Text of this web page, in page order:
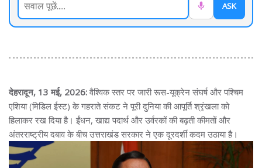
ASK
देहरादून, 13 मई, 2026: वैश्विक स्तर पर जारी रूस-यूक्रेन संघर्ष और पश्चिम
एशिया (मिडिल ईस्ट) के गहराते संकट ने पूरी दुनिया की आपूर्ति श्रृंखला को
हिलाकर रख दिया है। ईंधन, खाद्य पदार्थ और उर्वरकों की बढ़ती कीमतों और
अंतरराष्ट्रीय दबाव के बीच उत्तराखंड सरकार ने एक दूरदर्शी कदम उठाया है।